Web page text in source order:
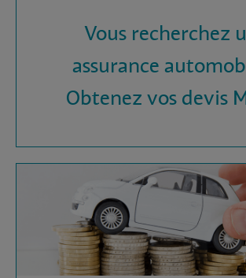
Vous recherchez
assurance
Obtenez vos devis